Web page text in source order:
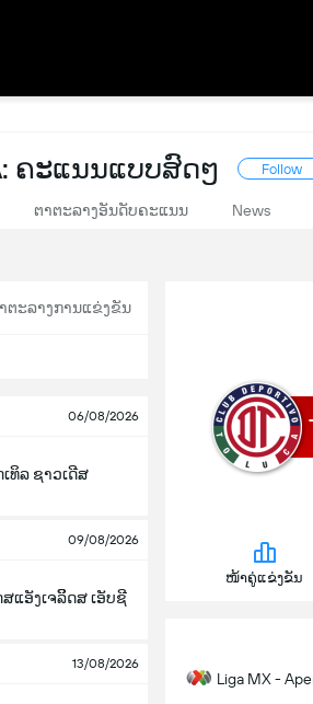
ຄະແນນແບບສົດໆ Follow
ຕາຕະລາງອັນດັບຄະແນນ News
ຕະລາງການແຂ່ງຂັນ
06/08/2026
ທິລ ຊາວເດີສ
09/08/2026
ແອັງເຈລິິດສ ເອັບຊີ
13/08/2026
ໜ້າຄູ່ແຂ່ງຂັນ
Liga MX -